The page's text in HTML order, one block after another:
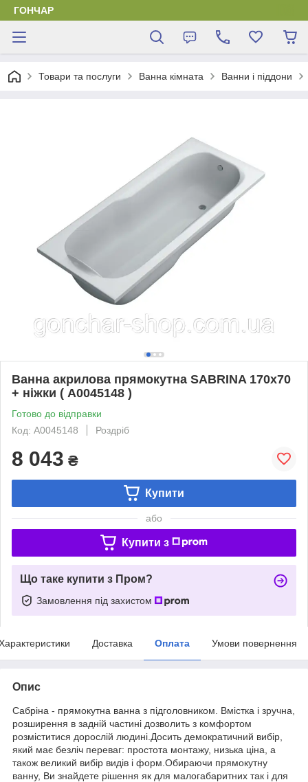
ГОНЧАР
Товари та послуги Ванна кімната Ванни і піддони
Ванна акрилова прямокутна SABRINA 170x70
+ ніжки ( А0045148 )
Готово до відправки
Код: А0045148
Роздріб
8 043 ₴
Купити
або
Купити з
Що таке купити з Пром?
Замовлення під захистом
Доставка Оплата Умови повернення
Опис
Сабріна - прямокутна ванна з підголовником. Вмістка і зручна,
розширення в задній частині дозволить з комфортом
розміститися дорослій людині.Досить демократичний вибір,
який має безліч переваг: простота монтажу, низька ціна, а
також великий вибір видів і форм.Обираючи прямокутну
ванну, Ви знайдете рішення як для малогабаритних так і для